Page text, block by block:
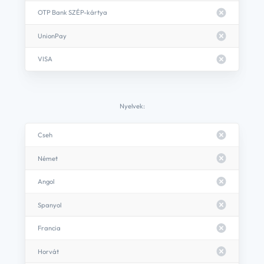
OTP Bank SZÉP-kártya
UnionPay
VISA
Nyelvek:
Cseh
Német
Angol
Spanyol
Francia
Horvát
A cookie-k olyan, a böngésződben eltárolt információk, amelyeket egy weboldal
felhasználhat többek között arra, hogy tartalmi és a közösségi funkciókat
Vannak cookie-k, amelyekre feltétlenül szükségünk van az oldal működéséhez,
kezeléséhez való hozzájárulásodat bármikor módosíthatod, vagy visszavonhatod.
SZÜKSÉGES COOKIE-K:
A feltétlenül szükséges cookie-k elengedhetetlenek az oldal működéséhez, így ezeket
nem tudod letiltani. Ezek segítségével biztosítjuk az oldal funkcióinak működését,
alkalmával újra meg kellene adnod az adatkezeléssel kapcsolatos preferenciáidat.
Engedélyezem
Ha ezeket engedélyezed, segítesz nekünk abban, hogy a látogatókat jobban